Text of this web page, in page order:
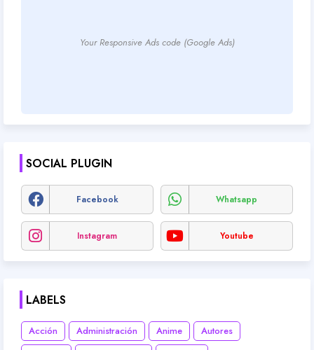
Your Responsive Ads code (Google Ads)
SOCIAL PLUGIN
Facebook Whatsapp
Instagram Youtube
LABELS
Acción Administración Anime
Autores